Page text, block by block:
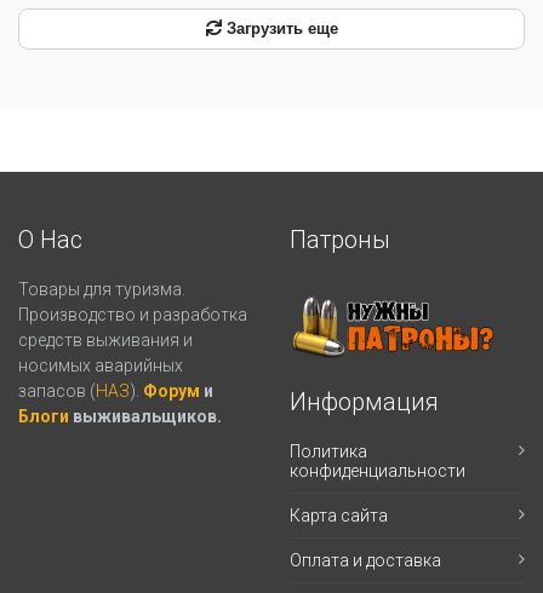
Загрузить еще
О Нас
Товары для туризма.
Производство и разработка
средств выживания и
носимых аварийных
запасов (НАЗ). Форум и
Блоги выживальщиков.
Патроны
Информация
Политика
конфиденциальности
Карта сайта
Оплата и доставка